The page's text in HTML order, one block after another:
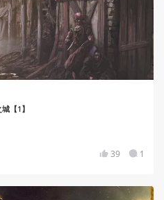
【1】
39 1